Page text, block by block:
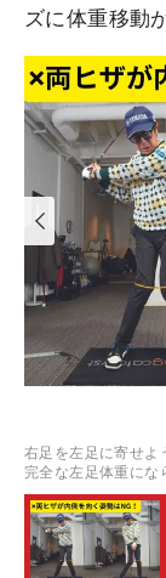
ズに体重移動
右足を左足に寄せよ
完全な左足体重にな